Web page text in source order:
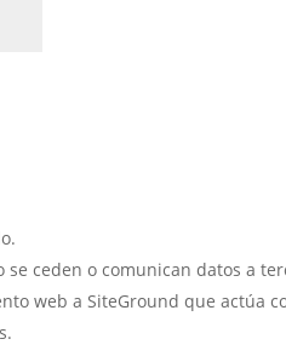
se ceden o comunican datos a
web a SiteGround que actúa